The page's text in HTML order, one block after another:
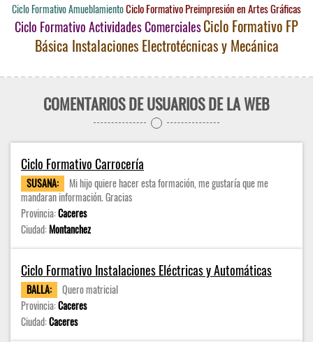
Ciclo Formativo AmueblamientoCiclo Formativo Preimpresión en Artes Gráficas
Ciclo Formativo Actividades ComercialesCiclo Formativo FP
Básica Instalaciones Electrotécnicas y Mecánica
COMENTARIOS DE USUARIOS DE LA WEB
Ciclo Formativo Carrocería
SUSANA:
Mi hijo quiere hacer esta formación, me gustaría que me
mandaran información. Gracias
Provincia:Caceres
Ciudad:Montanchez
Ciclo Formativo Instalaciones Eléctricas y Automáticas
BALLA:
Quero matricial
Provincia:Caceres
Ciudad:Caceres